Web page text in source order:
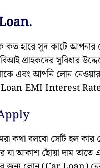
হারে সুদ কাটে আপনার
গ্রাহকদের সুবিধার
এবং আপনি লোন নেওয়ার
Loan EMI Interest
কথা বলবো সেটি হল
যা আকাশ ছোঁয়া দাম